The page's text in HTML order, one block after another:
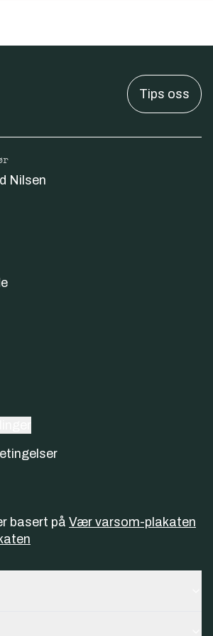
Tips oss
Nilsen
basert på Vær varsom-plakaten